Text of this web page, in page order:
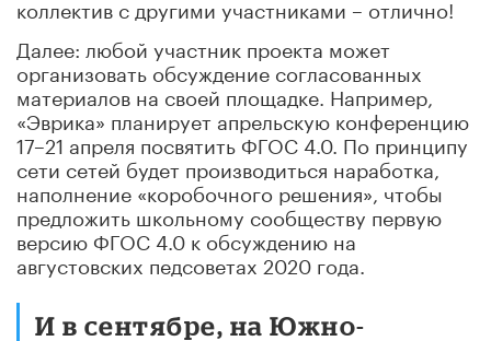
коллектив с другими участниками – отлично!
Далее: любой участник проекта может
организовать обсуждение согласованных
материалов на своей площадке. Например,
«Эврика» планирует апрельскую конференцию
17–21 апреля посвятить ФГОС 4.0. По принципу
сети сетей будет производиться наработка,
наполнение «коробочного решения», чтобы
предложить школьному сообществу первую
версию ФГОС 4.0 к обсуждению на
августовских педсоветах 2020 года.
И в сентябре, на Южно-